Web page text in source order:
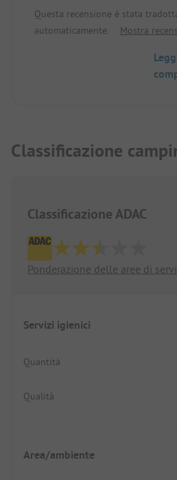
Questa recensione è stata
automaticamente.
Mostra
Classificazione
Classificazione ADAC
Ponderazione delle aree di
Servizi igienici
Quantità
Qualità
Area/ambiente